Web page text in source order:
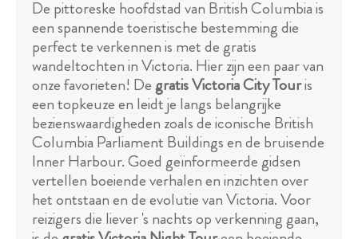
De pittoreske hoofdstad van British Columbia is
een spannende toeristische bestemming die
perfect te verkennen is met de gratis
wandeltochten in Victoria. Hier zijn een paar van
onze favorieten! Degratis Victoria City Touris
een topkeuze en leidt je langs belangrijke
bezienswaardigheden zoals de iconische British
Columbia Parliament Buildings en de bruisende
Inner Harbour. Goed geïnformeerde gidsen
vertellen boeiende verhalen en inzichten over
het ontstaan en de evolutie van Victoria. Voor
reizigers die liever 's nachts op verkenning gaan,